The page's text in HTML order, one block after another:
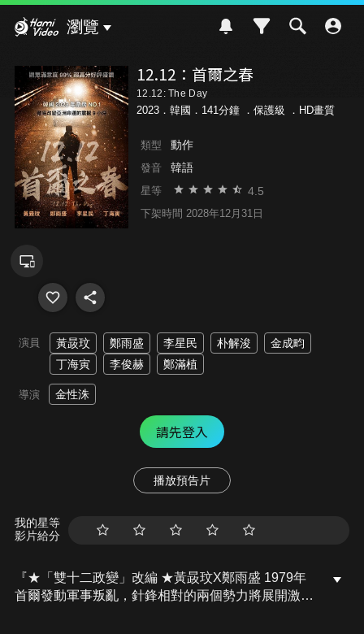
瀏覽
12.12：首爾之春
12.12: The Day
2023．韓國．141分鐘 ． 保護級 ．HD畫質
類型 動作
發音 韓語
星等 4.5
下架時間 2028年12月31日
演員 黃晸玟 鄭雨盛 李星民 朴解浚
金成畇
丁海寅
李俊赫 鄭滿植
導演 金性洙
請先登入
播放預告片
我的星等
影片給分
『★「雙十二政變」改編 ★黃晸玟X鄭雨盛 1979年
首爾發動軍事叛亂，針鋒相對的兩個勢力將展開激烈